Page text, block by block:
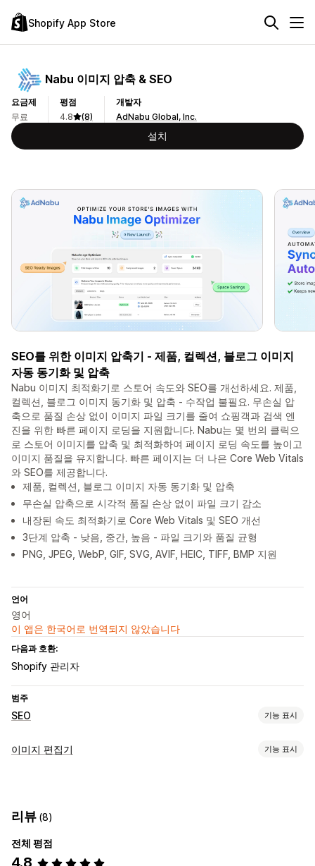
Shopify App Store
Nabu 이미지 압축 & SEO
요금제
무료
평점
4.8
(8)
개발자
AdNabu Global, Inc.
설치
SEO를 위한 이미지 압축기 - 제품, 컬렉션, 블로그 이미지
자동 동기화 및 압축
Nabu 이미지 최적화기로 스토어 속도와 SEO를 개선하세요. 제품,
컬렉션, 블로그 이미지 동기화 및 압축 - 수작업 불필요. 무손실 압
축으로 품질 손상 없이 이미지 파일 크기를 줄여 쇼핑객과 검색 엔
진을 위한 빠른 페이지 로딩을 지원합니다. Nabu는 몇 번의 클릭으
로 스토어 이미지를 압축 및 최적화하여 페이지 로딩 속도를 높이고
이미지 품질을 유지합니다. 빠른 페이지는 더 나은 Core Web Vitals
와 SEO를 제공합니다.
제품, 컬렉션, 블로그 이미지 자동 동기화 및 압축
무손실 압축으로 시각적 품질 손상 없이 파일 크기 감소
내장된 속도 최적화기로 Core Web Vitals 및 SEO 개선
3단계 압축 - 낮음, 중간, 높음 - 파일 크기와 품질 균형
PNG, JPEG, WebP, GIF, SVG, AVIF, HEIC, TIFF, BMP 지원
언어
영어
이 앱은 한국어로 번역되지 않았습니다
다음과 호환:
Shopify 관리자
범주
SEO 기능 표시
SEO 도구
이미지 편집기 기능 표시
대량 편집
파일 업로드
리뷰 (8)
전체 평점